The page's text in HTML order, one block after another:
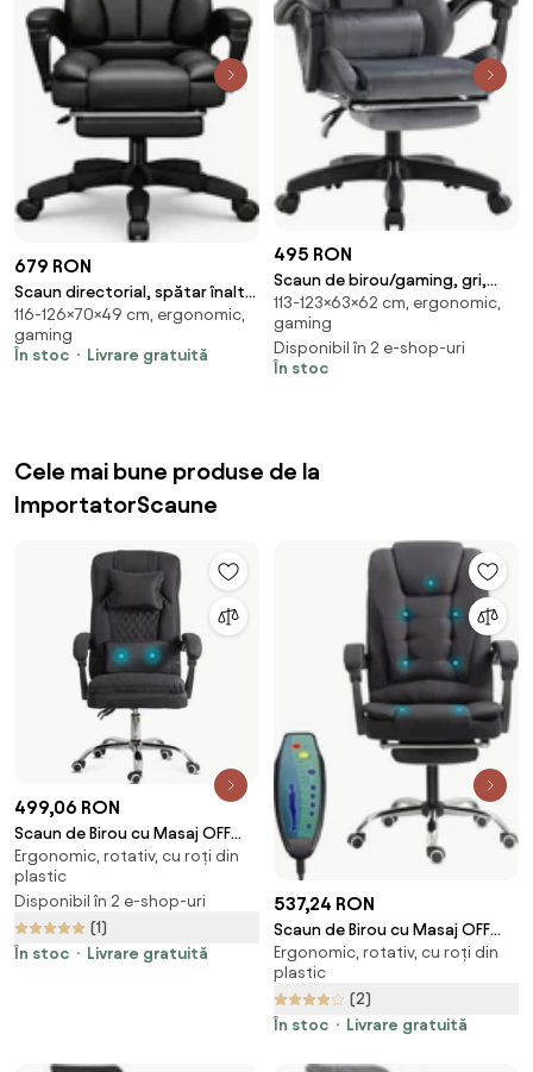
679 RON
Scaun directorial, spătar înalt,
tetiera reglabilă, pivotant
360°, suport picioare, piele PU,
Negru
116-126×70×49 cm, ergonomic,
gaming
În stoc
Livrare gratuită
495 RON
Scaun de birou/gaming, gri,
LOPES
113-123×63×62 cm, ergonomic,
gaming
Disponibil în 2 e-shop-uri
În stoc
Cele mai bune produse de la
ImportatorScaune
499,06 RON
Scaun de Birou cu Masaj OFF
936 Negru
Ergonomic, rotativ, cu roți din
plastic
Disponibil în 2 e-shop-uri
(1)
În stoc
Livrare gratuită
537,24 RON
Scaun de Birou cu Masaj OFF
4181M Negru — Spătar
Rabatabil și Suport Picioare
Ergonomic, rotativ, cu roți din
plastic
(2)
În stoc
Livrare gratuită